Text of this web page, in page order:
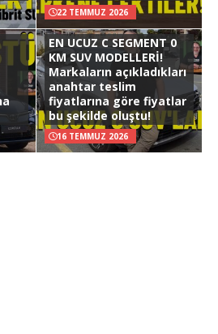
22 TEMMUZ 2026
EN UCUZ C SEGMENT 0
KM SUV MODELLERİ!
Markaların açıkladıkları
anahtar teslim
fiyatlarına göre fiyatlar
bu şekilde oluştu!
16 TEMMUZ 2026